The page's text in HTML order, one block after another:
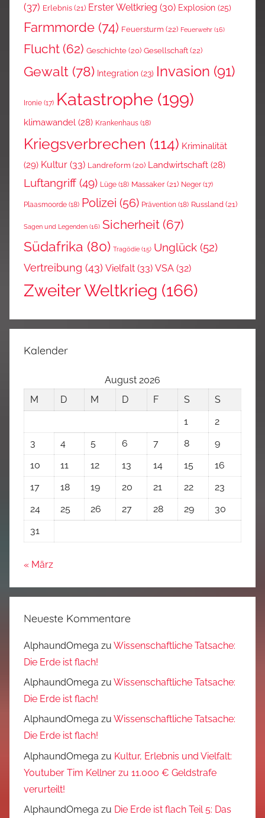
(37) Erlebnis (21) Erster Weltkrieg (30) Explosion (25)
Farmmorde (74) Feuersturm (22) Feuerwehr (16)
Flucht (62) Geschichte (20) Gesellschaft(22)
Gewalt (78) Integration (23) Invasion (91)
Ironie (17) Katastrophe (199)
klimawandel (28) Krankenhaus (18)
Kriegsverbrechen (114) Kriminalität
(29) Kultur (33) Landreform (20) Landwirtschaft (28)
Luftangriff (49) Lüge (18) Massaker (21) Neger (17)
Plaasmoorde (18) Polizei (56) Prävention (18) Russland (21)
Sagen und Legenden (16) Sicherheit (67)
Südafrika (80) Tragödie (15) Unglück (52)
Vertreibung (43) Vielfalt (33) VSA (32)
Zweiter Weltkrieg (166)
Kalender
August 2026
M
D M D F S
S
1
2
3
4 5 6 7 8
9
10
11 12 13 14 15
16
17
18 19 20 21 22
23
24
25 26 27 28 29
30
31
« März
Neueste Kommentare
AlphaundOmega zu Wissenschaftliche Tatsache:
Die Erde ist flach!
AlphaundOmega zu Wissenschaftliche Tatsache:
Die Erde ist flach!
AlphaundOmega zu Wissenschaftliche Tatsache:
Die Erde ist flach!
AlphaundOmega zu Kultur, Erlebnis und Vielfalt:
Youtuber Tim Kellner zu 11.000 € Geldstrafe
verurteilt!
AlphaundOmega zu Die Erde ist flach Teil 5: Das